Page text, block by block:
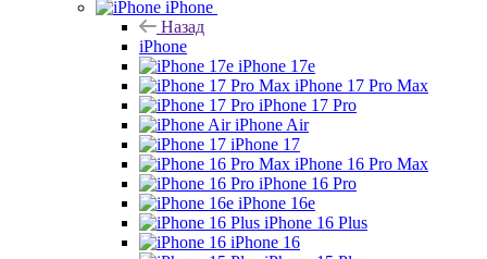
iPhone
Назад
iPhone
iPhone 17e
iPhone 17 Pro Max
iPhone 17 Pro
iPhone Air
iPhone 17
iPhone 16 Pro Max
iPhone 16 Pro
iPhone 16e
iPhone 16 Plus
iPhone 16